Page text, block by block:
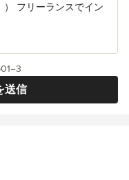
フリーランスでイン
送信